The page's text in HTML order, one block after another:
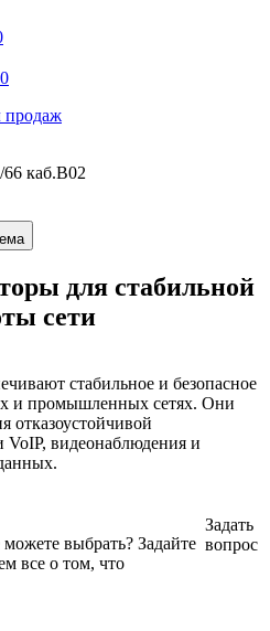
0
продаж
каб.B02
для стабильной
сети
стабильное и безопасное
и промышленных сетях. Они
отказоустойчивой
видеонаблюдения и
выбрать? Задайте
все о том, что
Задать
вопрос